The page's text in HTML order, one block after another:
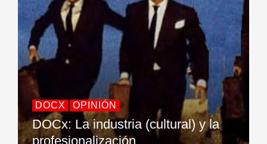
DOCX OPINIÓN
DOCx: La industria (cultural) y la
profesionalización